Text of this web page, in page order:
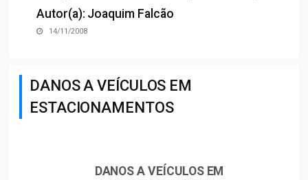
Autor(a): Joaquim Falcão
14/11/2008
DANOS A VEÍCULOS EM
ESTACIONAMENTOS
DANOS A VEÍCULOS EM